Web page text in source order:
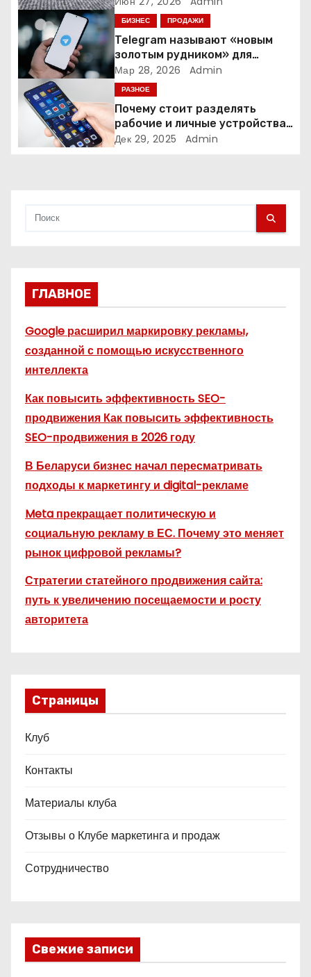
о
з
а
п
БИЗНЕС ПРОДАЖИ
Telegram называют «новым
золотым рудником» для
креаторов: как блогеры
создают онлайн-бизнес
Мар 28, 2026 Admin
РАЗНОЕ
Почему стоит разделять
рабочие и личные устройства
— и чем опасно всё смешивать
Дек 29, 2025 Admin
ГЛАВНОЕ
Google расширил маркировку рекламы,
созданной с помощью искусственного
интеллекта
Как повысить эффективность SEO-
продвижения Как повысить эффективность
SEO-продвижения в 2026 году
В Беларуси бизнес начал пересматривать
подходы к маркетингу и digital-рекламе
Meta прекращает политическую и
социальную рекламу в ЕС. Почему это меняет
рынок цифровой рекламы?
Стратегии статейного продвижения сайта:
путь к увеличению посещаемости и росту
авторитета
Страницы
Клуб
Контакты
Материалы клуба
Отзывы о Клубе маркетинга и продаж
Сотрудничество
Свежие записи